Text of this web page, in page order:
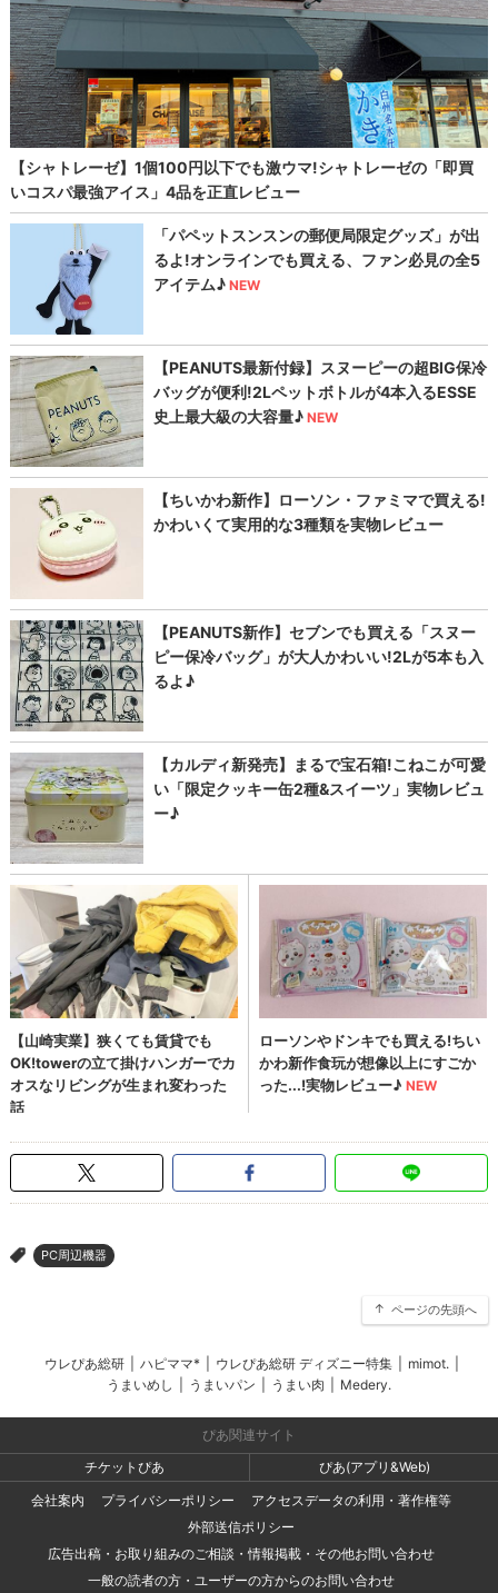
> PC周辺機器
ページの先頭へ
ウレぴあ総研 ハピママ* ウレぴあ総研 ディズニー特集 mimot.
うまいめし
うまいパン うまい肉 Medery.
ぴあ関連サイト
チケットぴあ
ぴあ(アプリ&Web)
会社案内
プライバシーポリシー
アクセスデータの利用・著作権等
外部送信ポリシー
広告出稿・お取り組みのご相談・情報掲載・その他お問い合わせ
一般の読者の方・ユーザーの方からのお問い合わせ